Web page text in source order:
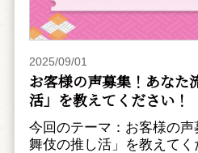
2025/09/01
お客様の声募集！あなた
活」を教えてください！
今回のテーマ：お客様の
舞伎の推し活」を教えてく